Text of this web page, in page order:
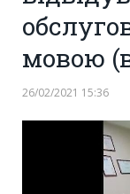
мовою
26/02/2021 15:36